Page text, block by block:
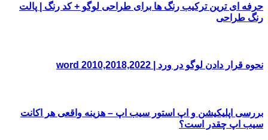
حرفه ای ترین ترکیب رنگ ها برای طراحی لوگو + کد رنگ | پالت
رنگ طراحی
نحوه قرار دادن لوگو در ورد | word 2010,2018,2022
بررسی اپلیکیشن و اپ استور سیب اپ – هزینه واقعی هر اکانت
سیب اپ چقدر است؟